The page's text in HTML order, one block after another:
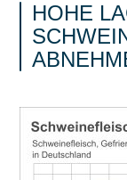
HOHE